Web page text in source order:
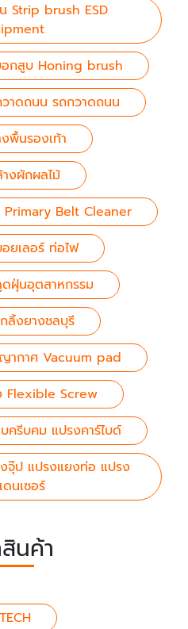
Strip brush ESD
อกสูบ Honing brush
าดถนน รถกวาดถนน
พื้นรองเท้า
งผักผลไม้
Primary Belt Cleaner
ยเลอร์ ท่อไฟ
ฝุ่นอุตสาหกรรม
ลิ้งยางชลบุรี
กาศ Vacuum pad
Flexible Screw
ครีบคม แปรงคาร์ไบด์
จุ๊ป แปรงแยงท่อ แปรง
ดนเซอร์
นค้า